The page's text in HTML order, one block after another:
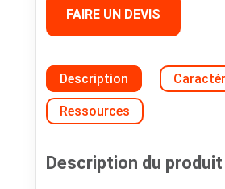
FAIRE UN DEVIS
Description
Ressources
Description du produit